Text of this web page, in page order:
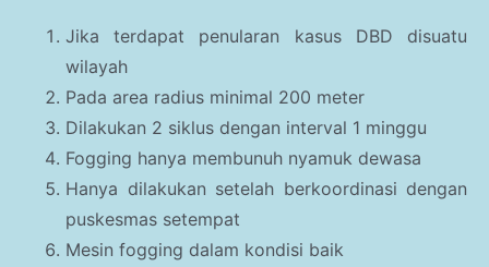
Jika terdapat penularan kasus DBD disuatu
wilayah
Pada area radius minimal 200 meter
Dilakukan 2 siklus dengan interval 1 minggu
Fogging hanya membunuh nyamuk dewasa
Hanya dilakukan setelah berkoordinasi dengan
puskesmas setempat
Mesin fogging dalam kondisi baik